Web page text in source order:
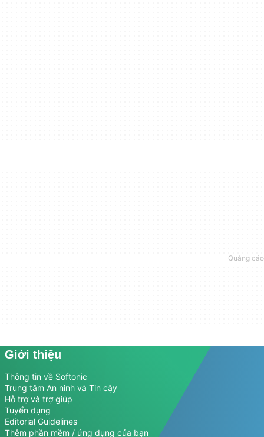
Giới thiệu
Thông tin về Softonic
Trung tâm An ninh và Tin cậy
Hỗ trợ và trợ giúp
Tuyển dụng
Editorial Guidelines
Thêm phần mềm / ứng dụng của bạn